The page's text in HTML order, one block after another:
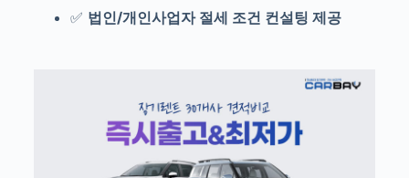
✅ 법인/개인사업자 절세 조건 컨설팅 제공